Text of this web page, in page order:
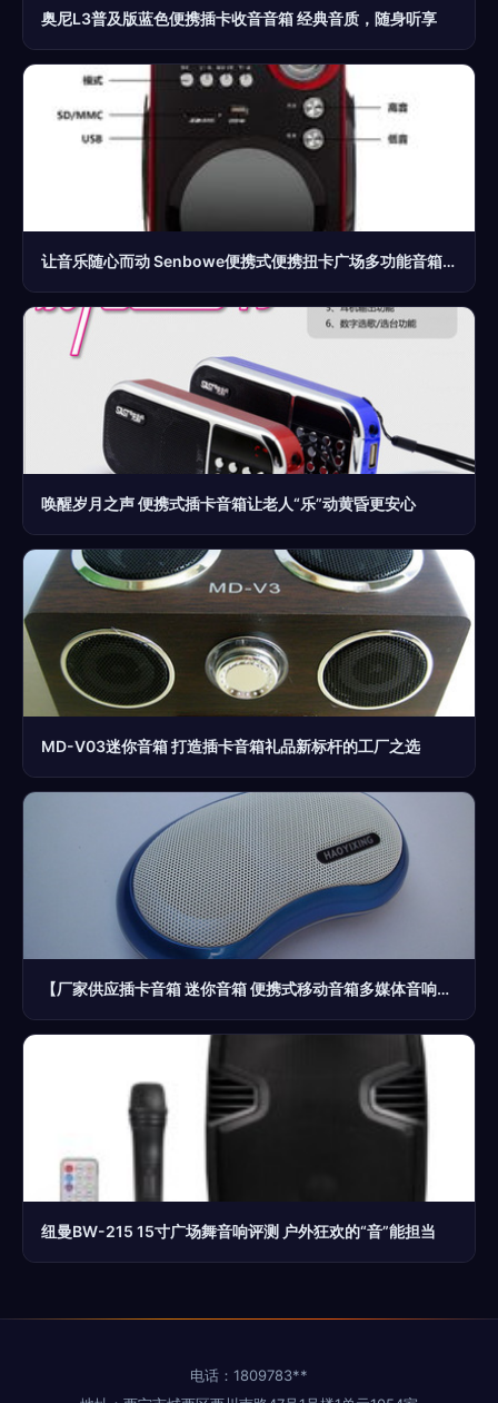
奥尼L3普及版蓝色便携插卡收音音箱 经典音质，随身听享
让音乐随心而动 Senbowe便携式便携扭卡广场多功能音箱体验
唤醒岁月之声 便携式插卡音箱让老人“乐”动黄昏更安心
MD-V03迷你音箱 打造插卡音箱礼品新标杆的工厂之选
【厂家供应插卡音箱 迷你音箱 便携式移动音箱多媒体音响】价格,厂家,图片,拉杆音箱/移动音箱,莫闪光(个体经营)-
纽曼BW-215 15寸广场舞音响评测 户外狂欢的“音”能担当
电话：1809783**